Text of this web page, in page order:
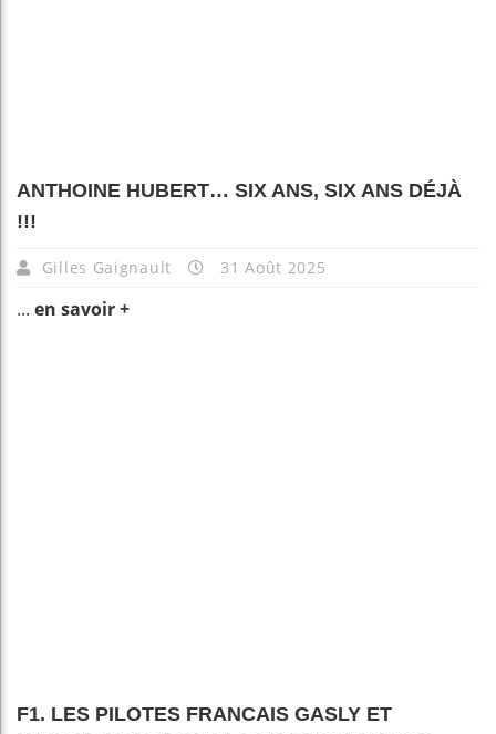
ANTHOINE HUBERT… SIX ANS, SIX ANS DÉJÀ
!!!
Gilles Gaignault 31 Août 2025
... en savoir +
F1. LES PILOTES FRANCAIS GASLY ET